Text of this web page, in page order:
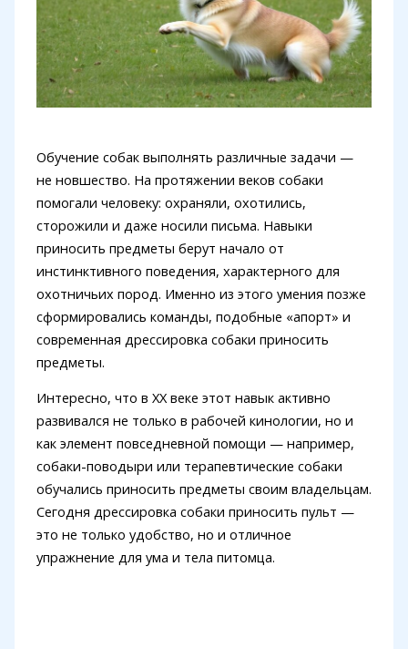
Обучение собак выполнять различные задачи —
не новшество. На протяжении веков собаки
помогали человеку: охраняли, охотились,
сторожили и даже носили письма. Навыки
приносить предметы берут начало от
инстинктивного поведения, характерного для
охотничьих пород. Именно из этого умения позже
сформировались команды, подобные «апорт» и
современная дрессировка собаки приносить
предметы.
Интересно, что в XX веке этот навык активно
развивался не только в рабочей кинологии, но и
как элемент повседневной помощи — например,
собаки-поводыри или терапевтические собаки
обучались приносить предметы своим владельцам.
Сегодня дрессировка собаки приносить пульт —
это не только удобство, но и отличное
упражнение для ума и тела питомца.